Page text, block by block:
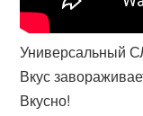
Универсальный
Вкус
Вкусно!